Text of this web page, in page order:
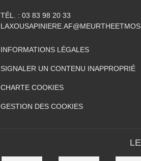
TÉL. : 03 83 98 20 33
INFORMATIONS LÉGALES
SIGNALER UN CONTENU INAPPROPRIÉ
CHARTE COOKIES
GESTION DES COOKIES